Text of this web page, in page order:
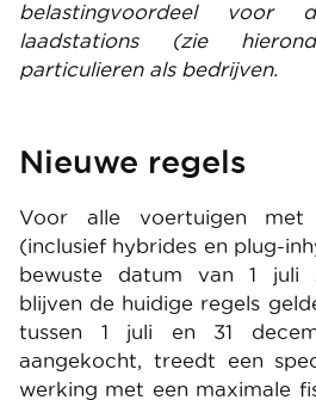
belastingvoordeel voor
laadstations (zie
particulieren als bedrijven.
Nieuwe regels
Voor alle voertuigen met
(inclusief hybrides en plug-
bewuste datum van 1 juli
blijven de huidige regels
tussen 1 juli en 31
aangekocht, treedt een
werking met een maximale